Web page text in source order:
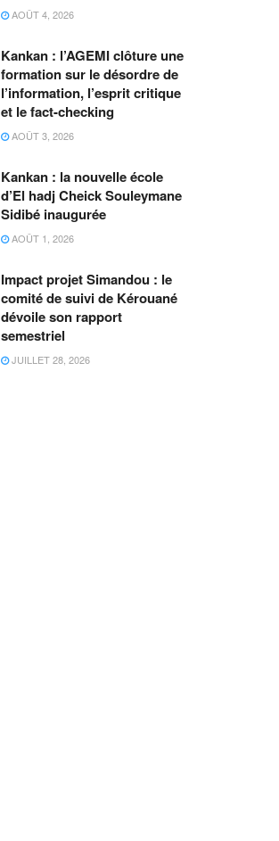
AOÛT 4, 2026
Kankan : l’AGEMI clôture une
formation sur le désordre de
l’information, l’esprit critique
et le fact-checking
AOÛT 3, 2026
Kankan : la nouvelle école
d’El hadj Cheick Souleymane
Sidibé inaugurée
AOÛT 1, 2026
Impact projet Simandou : le
comité de suivi de Kérouané
dévoile son rapport
semestriel
JUILLET 28, 2026